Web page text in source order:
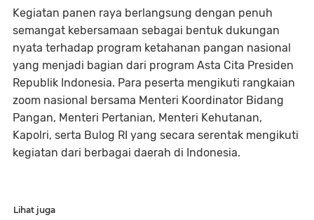
Kegiatan panen raya berlangsung dengan penuh
semangat kebersamaan sebagai bentuk dukungan
nyata terhadap program ketahanan pangan nasional
yang menjadi bagian dari program Asta Cita Presiden
Republik Indonesia. Para peserta mengikuti rangkaian
zoom nasional bersama Menteri Koordinator Bidang
Pangan, Menteri Pertanian, Menteri Kehutanan,
Kapolri, serta Bulog RI yang secara serentak mengikuti
kegiatan dari berbagai daerah di Indonesia.
Lihat juga